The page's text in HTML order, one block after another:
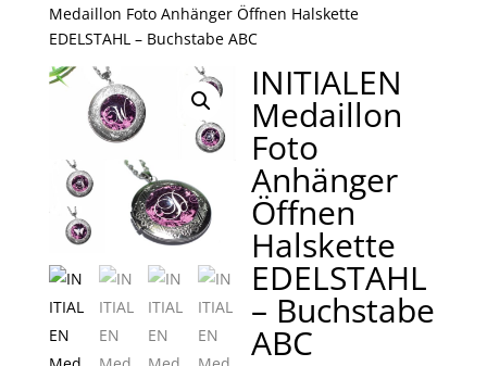
Medaillon Foto Anhänger Öffnen Halskette
EDELSTAHL – Buchstabe ABC
INITIALEN
Medaillon
Foto
Anhänger
Öffnen
Halskette
EDELSTAHL
– Buchstabe
ABC